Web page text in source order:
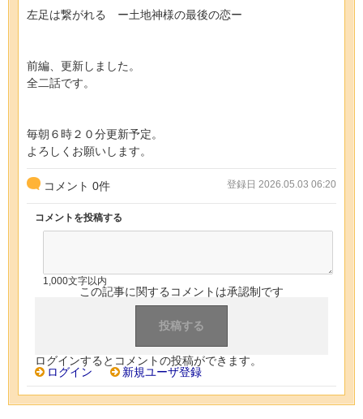
左足は繋がれる ー土地神様の最後の恋ー
前編、更新しました。
全二話です。
毎朝６時２０分更新予定。
よろしくお願いします。
コメント 0件 登録日 2026.05.03 06:20
コメントを投稿する
1,000文字以内
この記事に関するコメントは承認制です
ログインするとコメントの投稿ができます。
ログイン
新規ユーザ登録